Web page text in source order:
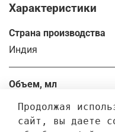
Характеристики
Страна производства
Индия
Объем, мл
100.0
Продолжая
сайт, вы даете